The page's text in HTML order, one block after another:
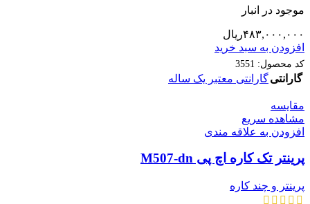
موجود در انبار
۴۸۳,۰۰۰,۰۰۰ریال
افزودن به سبد خرید
کد محصول: 3551
گارانتیگارانتی معتبر یک ساله
مقایسه
مشاهده سریع
افزودن به علاقه مندی
پرینتر تک کاره اچ پی M507-dn
پرینتر و چند کاره